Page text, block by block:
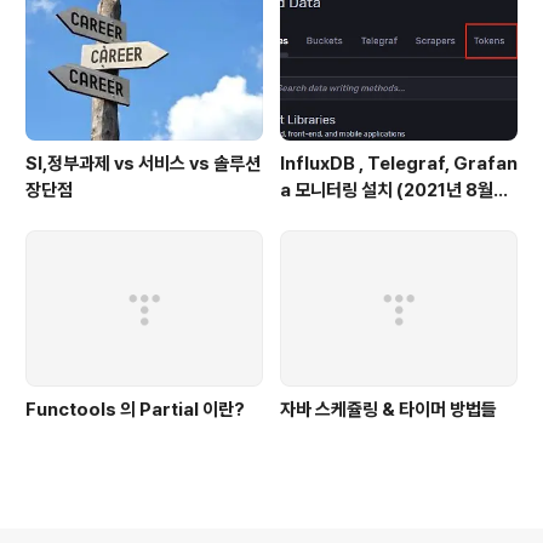
SI,정부과제 vs 서비스 vs 솔루션
장단점
InfluxDB , Telegraf, Grafan
a 모니터링 설치 (2021년 8월기
Functools 의 Partial 이란? 자바 스케쥴링 & 타이머 방법들